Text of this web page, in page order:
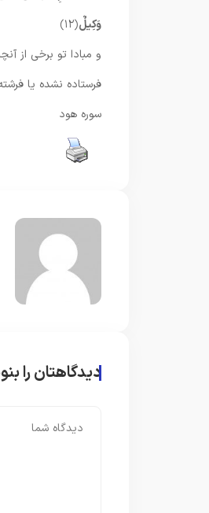
وَكِيلٌ﴿۱۲﴾
و مبادا تو برخى از
فرستاده نشده يا
سوره هود
دیدگاهتان را